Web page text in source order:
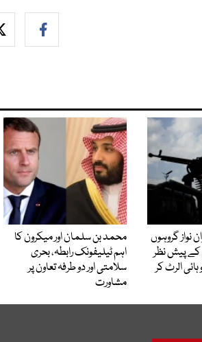
نواز گروہوں
پیش نظر
الرٹ کر
محمد بن سلمان اور میکرون کا
اہم ٹیلیفونک رابطہ، بحری
سلامتی اور دو طرفہ تعاون پر
مشاورت